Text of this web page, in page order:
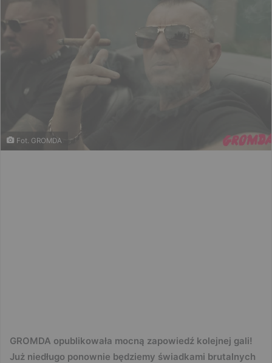
Fot. GROMDA
GROMDA opublikowała mocną zapowiedź kolejnej gali!
Już niedługo ponownie będziemy świadkami brutalnych